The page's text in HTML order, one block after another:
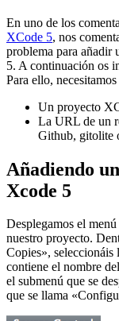
En uno de los
XCode 5, nos
problema para añadir
5. A continuación os
Para ello,
Un proyecto
La URL de un
Github, gitolite
Añadiendo
Xcode 5
Desplegamos el
nuestro proyecto.
Copies»,
contiene el nombre
el submenú que se
que se llama